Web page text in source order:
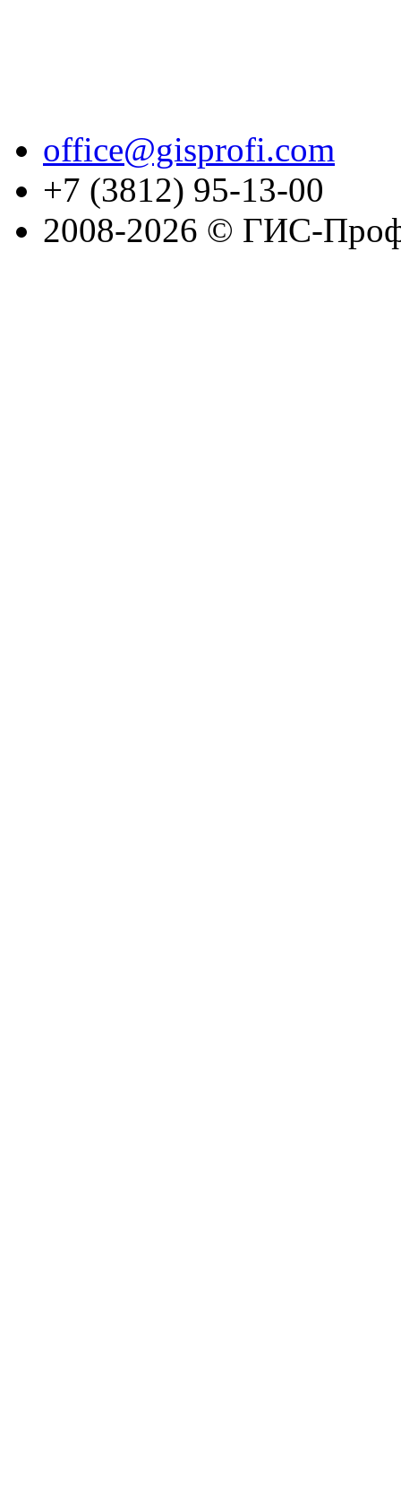
office@gisprofi.com
+7 (3812) 95-13-00
2008-2026 © ГИС-